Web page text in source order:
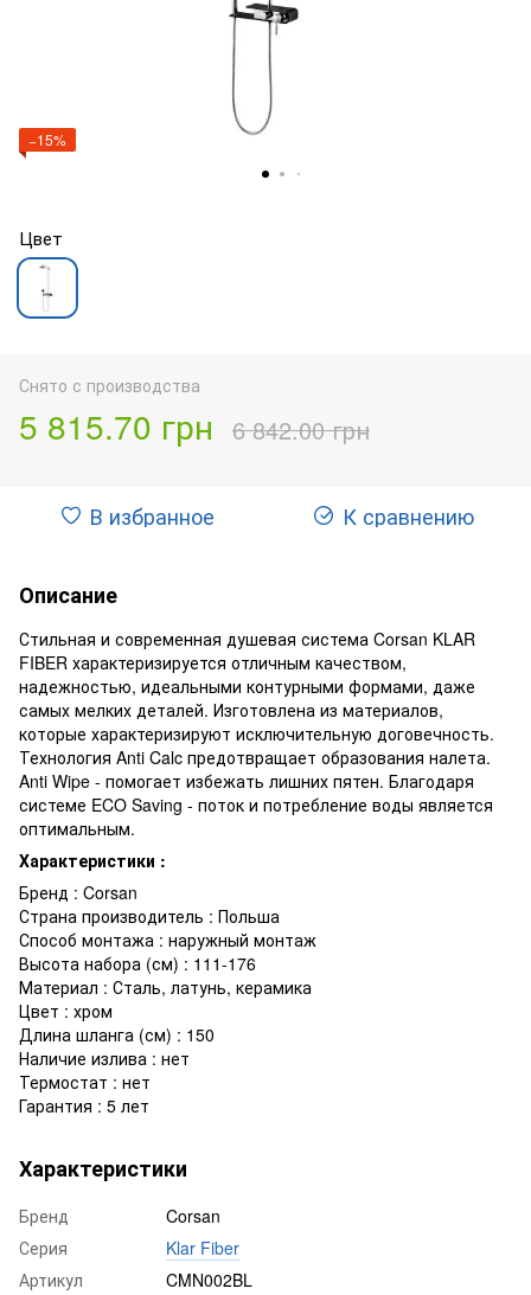
−15%
Цвет
Снято с производства
5 815.70 грн 6 842.00 грн
В избранное К сравнению
Описание
Стильная и современная душевая система Corsan KLAR
FIBER характеризируется отличным качеством,
надежностью, идеальными контурными формами, даже
самых мелких деталей. Изготовлена из материалов,
которые характеризируют исключительную договечность.
Технология Anti Calc предотвращает образования налета.
Anti Wipe - помогает избежать лишних пятен. Благодаря
системе ECO Saving - поток и потребление воды является
оптимальным.
Характеристики :
Бренд : Corsan
Страна производитель : Польша
Способ монтажа : наружный монтаж
Высота набора (см) : 111-176
Материал : Сталь, латунь, керамика
Цвет : хром
Длина шланга (см) : 150
Наличие излива : нет
Термостат : нет
Гарантия : 5 лет
Характеристики
Бренд
Corsan
Серия
Klar Fiber
Артикул
CMN002BL